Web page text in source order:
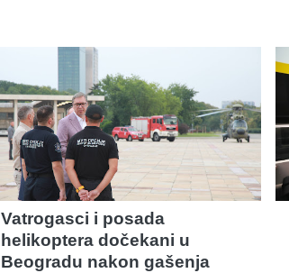
Vatrogasci i posada
helikoptera dočekani u
Beogradu nakon gašenja